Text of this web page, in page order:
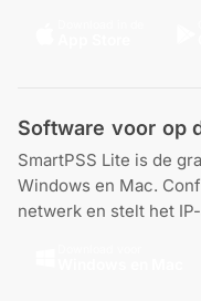
Software voor op
SmartPSS Lite is de
Windows en Mac.
netwerk en stelt het